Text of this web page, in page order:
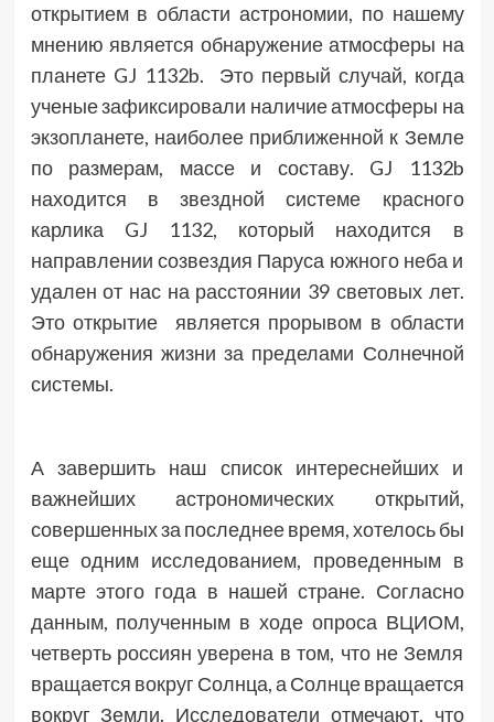
открытием в области астрономии, по нашему
мнению является обнаружение атмосферы на
планете GJ 1132b. Это первый случай, когда
ученые зафиксировали наличие атмосферы на
экзопланете, наиболее приближенной к Земле
по размерам, массе и составу. GJ 1132b
находится в звездной системе красного
карлика GJ 1132, который находится в
направлении созвездия Паруса южного неба и
удален от нас на расстоянии 39 световых лет.
Это открытие является прорывом в области
обнаружения жизни за пределами Солнечной
системы.
А завершить наш список интереснейших и
важнейших астрономических открытий,
совершенных за последнее время, хотелось бы
еще одним исследованием, проведенным в
марте этого года в нашей стране. Согласно
данным, полученным в ходе опроса ВЦИОМ,
четверть россиян уверена в том, что не Земля
вращается вокруг Солнца, а Солнце вращается
вокруг Земли. Исследователи отмечают, что